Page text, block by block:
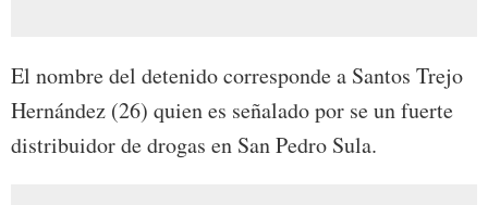
El nombre del detenido corresponde a Santos Trejo
Hernández (26) quien es señalado por se un fuerte
distribuidor de drogas en San Pedro Sula.